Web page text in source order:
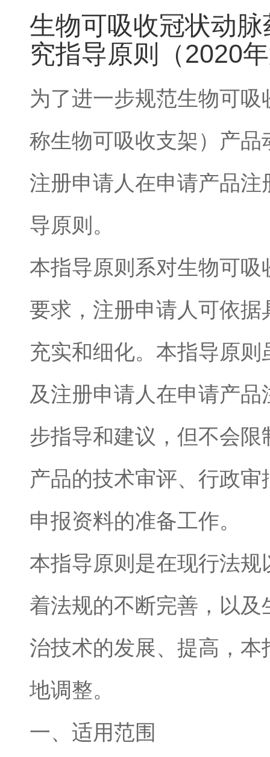
生物可吸收冠状动
究指导原则（2020
为了进一步规范生物可
称生物可吸收支架）产
注册申请人在申请产品
导原则。
本指导原则系对生物可
要求，注册申请人可依
充实和细化。本指导原
及注册申请人在申请产
步指导和建议，但不会
产品的技术审评、行政
申报资料的准备工作。
本指导原则是在现行法
着法规的不断完善，以
治技术的发展、提高，
地调整。
一、适用范围